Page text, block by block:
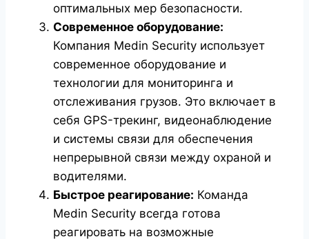
оптимальных мер безопасности.
Современное оборудование:
Компания Medin Security использует
современное оборудование и
технологии для мониторинга и
отслеживания грузов. Это включает в
себя GPS-трекинг, видеонаблюдение
и системы связи для обеспечения
непрерывной связи между охраной и
водителями.
Быстрое реагирование: Команда
Medin Security всегда готова
реагировать на возможные